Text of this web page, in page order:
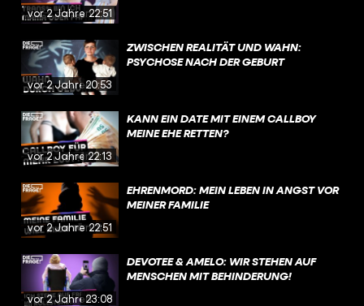
vor 2 Jahren22:51
vor 2 Jahren20:53
ZWISCHEN REALITÄT UND WAHN:
PSYCHOSE NACH DER GEBURT
vor 2 Jahren22:13
KANN EIN DATE MIT EINEM CALLBOY
MEINE EHE RETTEN?
vor 2 Jahren22:51
EHRENMORD: MEIN LEBEN IN ANGST VOR
MEINER FAMILIE
vor 2 Jahren23:08
DEVOTEE & AMELO: WIR STEHEN AUF
MENSCHEN MIT BEHINDERUNG!